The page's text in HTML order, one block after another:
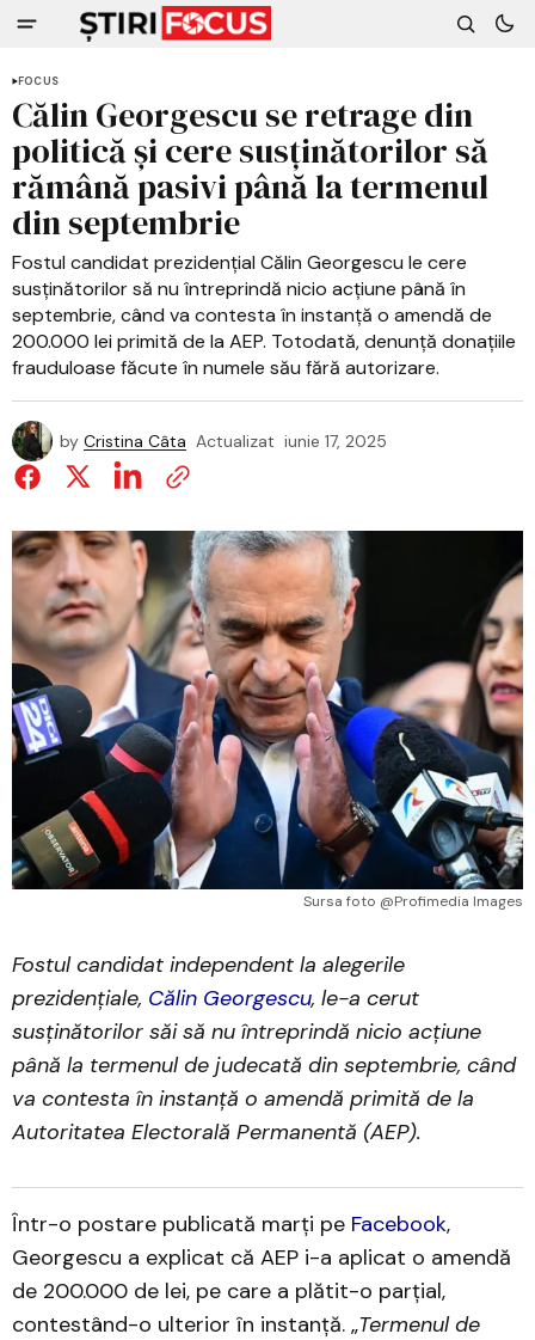
FOCUS
Călin Georgescu se retrage din
politică și cere susținătorilor să
rămână pasivi până la termenul
din septembrie
Fostul candidat prezidențial Călin Georgescu le cere
susținătorilor să nu întreprindă nicio acțiune până în
septembrie, când va contesta în instanță o amendă de
200.000 lei primită de la AEP. Totodată, denunță donațiile
frauduloase făcute în numele său fără autorizare.
by Cristina Câta Actualizat iunie 17, 2025
Sursa foto @Profimedia Images
Fostul candidat independent la alegerile
prezidențiale, Călin Georgescu, le-a cerut
susținătorilor săi să nu întreprindă nicio acțiune
până la termenul de judecată din septembrie, când
va contesta în instanță o amendă primită de la
Autoritatea Electorală Permanentă (AEP).
Într-o postare publicată marți pe Facebook,
Georgescu a explicat că AEP i-a aplicat o amendă
de 200.000 de lei, pe care a plătit-o parțial,
contestând-o ulterior în instanță. „Termenul de